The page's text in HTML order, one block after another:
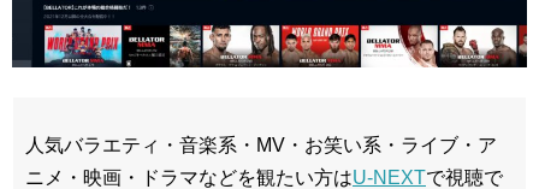
人気バラエティ・音楽系・MV・お笑い系・ライブ・ア
ニメ・映画・ドラマなどを観たい方はU-NEXTで視聴で